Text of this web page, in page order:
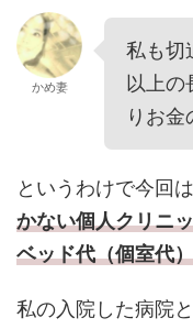
かめ妻
私も切
以上の
りお
というわけで今回は
かない個人クリニ
ベッド代（個室代
私の入院した病院